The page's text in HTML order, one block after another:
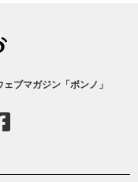
ブマガジン「ボンノ」